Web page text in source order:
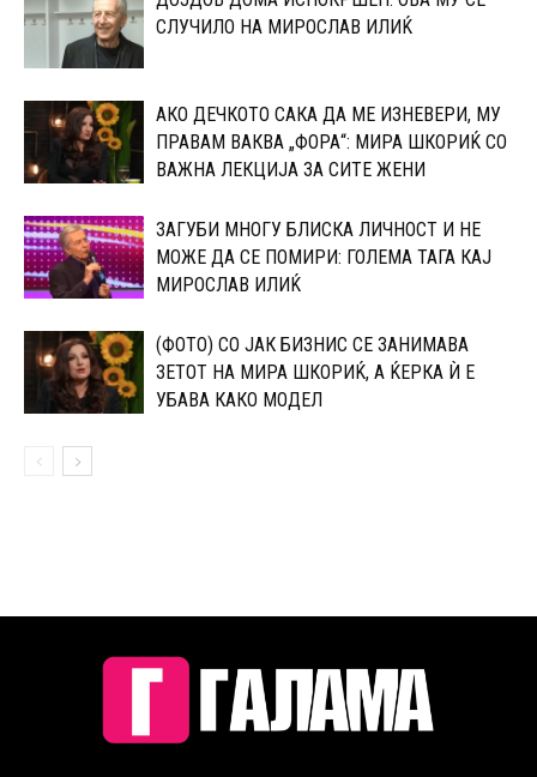
СЛУЧИЛО НА МИРОСЛАВ ИЛИЌ
АКО ДЕЧКОТО САКА ДА МЕ ИЗНЕВЕРИ, МУ
ПРАВАМ ВАКВА „ФОРА“: МИРА ШКОРИЌ СО
ВАЖНА ЛЕКЦИЈА ЗА СИТЕ ЖЕНИ
ЗАГУБИ МНОГУ БЛИСКА ЛИЧНОСТ И НЕ
МОЖЕ ДА СЕ ПОМИРИ: ГОЛЕМА ТАГА КАЈ
МИРОСЛАВ ИЛИЌ
(ФОТО) СО ЈАК БИЗНИС СЕ ЗАНИМАВА
ЗЕТОТ НА МИРА ШКОРИЌ, А ЌЕРКА Ѝ Е
УБАВА КАКО МОДЕЛ